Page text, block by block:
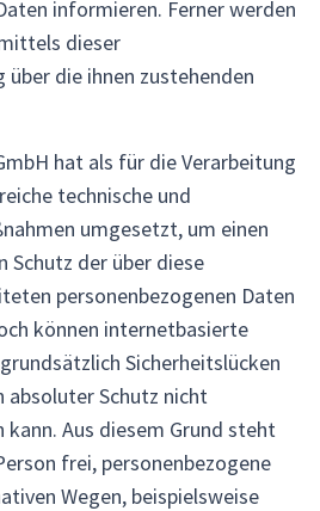
informieren. Ferner werden
dieser
die ihnen zustehenden
hat als für die Verarbeitung
technische und
umgesetzt, um einen
Schutz der über diese
personenbezogenen Daten
können internetbasierte
Sicherheitslücken
absoluter Schutz nicht
Aus diesem Grund steht
frei, personenbezogene
Wegen, beispielsweise